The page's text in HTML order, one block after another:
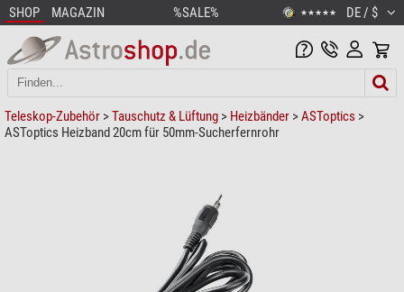
SHOP MAGAZIN %SALE% ★★★★★ DE / $
Teleskop-Zubehör >Tauschutz & Lüftung > Heizbänder >ASToptics >
ASToptics Heizband 20cm für 50mm-Sucherfernrohr